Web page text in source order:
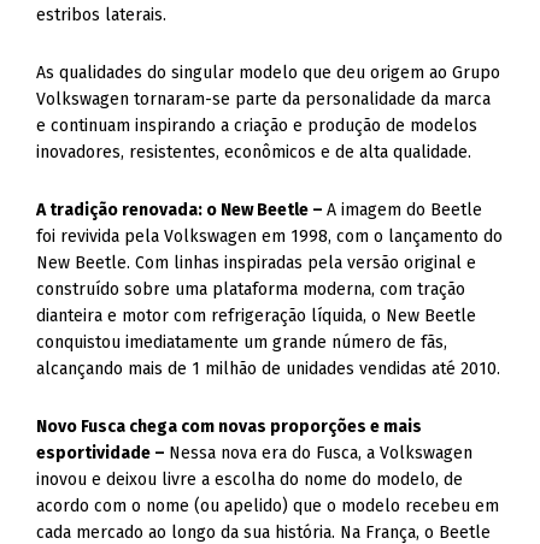
estribos laterais.
As qualidades do singular modelo que deu origem ao Grupo
Volkswagen tornaram-se parte da personalidade da marca
e continuam inspirando a criação e produção de modelos
inovadores, resistentes, econômicos e de alta qualidade.
A tradição renovada: o New Beetle –A imagem do Beetle
foi revivida pela Volkswagen em 1998, com o lançamento do
New Beetle. Com linhas inspiradas pela versão original e
construído sobre uma plataforma moderna, com tração
dianteira e motor com refrigeração líquida, o New Beetle
conquistou imediatamente um grande número de fãs,
alcançando mais de 1 milhão de unidades vendidas até 2010.
Novo Fusca chega com novas proporções e mais
esportividade – Nessa nova era do Fusca, a Volkswagen
inovou e deixou livre a escolha do nome do modelo, de
acordo com o nome (ou apelido) que o modelo recebeu em
cada mercado ao longo da sua história. Na França, o Beetle